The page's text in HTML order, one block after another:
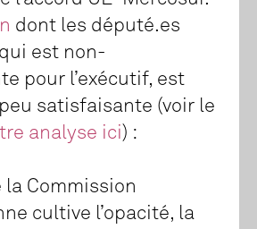
dont les député.es
est non-
pour l’exécutif, est
satisfaisante (voir le
analyse ici) :
la Commission
cultive l’opacité, la